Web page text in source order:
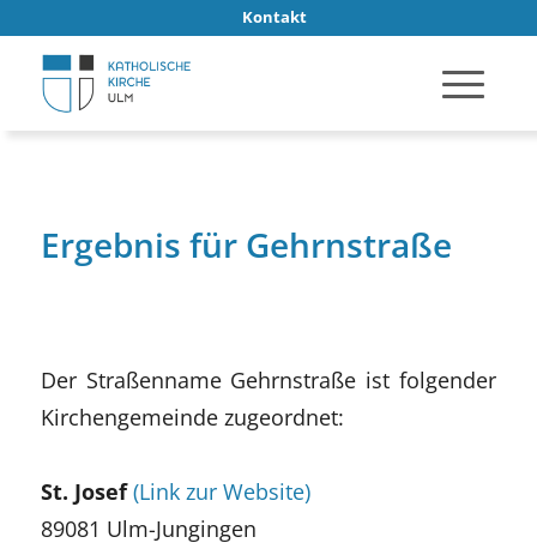
Kontakt
Ergebnis für Gehrnstraße
Der Straßenname Gehrnstraße ist folgender
Kirchengemeinde zugeordnet:
St. Josef(Link zur Website)
89081 Ulm-Jungingen